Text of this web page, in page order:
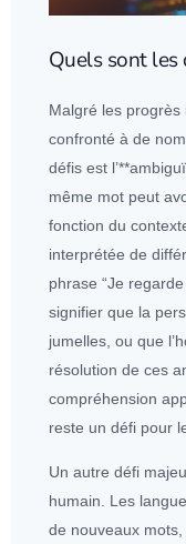
Quels sont les
Malgré les progrès
confronté à de
défis est
même mot peut
fonction du
interprétée de
phrase “Je
signifier que la
jumelles, ou que
résolution de ces
compréhension
reste un défi pour
Un autre défi
humain. Les
de nouveaux